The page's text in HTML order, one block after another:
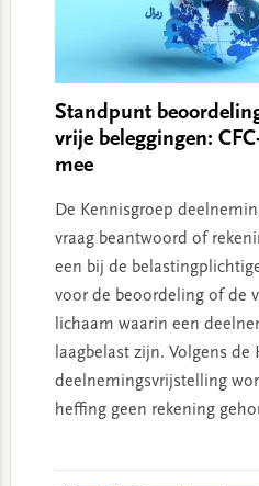
Standpunt
vrije beleggingen:
mee
De Kennisgroep
vraag beantwoord of
een bij de
voor de beoordeling of de
lichaam waarin een
laagbelast zijn. Volgens de
deelnemingsvrijstelling
heffing geen rekening